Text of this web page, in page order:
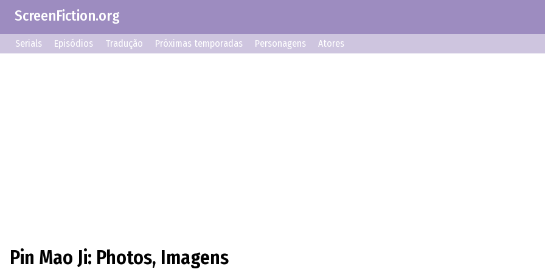
ScreenFiction.org
Serials Episódios Tradução Próximas temporadas Personagens Atores
Pin Mao Ji: Photos, Imagens